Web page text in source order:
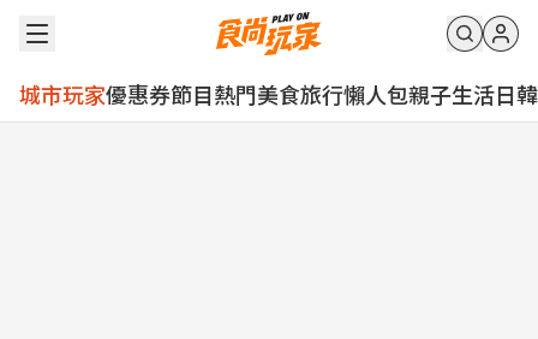
城市玩家優惠券節目熱門美食旅行懶人包親子生活日韓